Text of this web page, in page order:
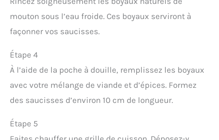
mouton sous l’eau froide. Ces boyaux serviront à
façonner vos saucisses.
Étape 4
À l’aide de la poche à douille, remplissez les boyaux
avec votre mélange de viande et d’épices. Formez
des saucisses d’environ 10 cm de longueur.
Étape 5